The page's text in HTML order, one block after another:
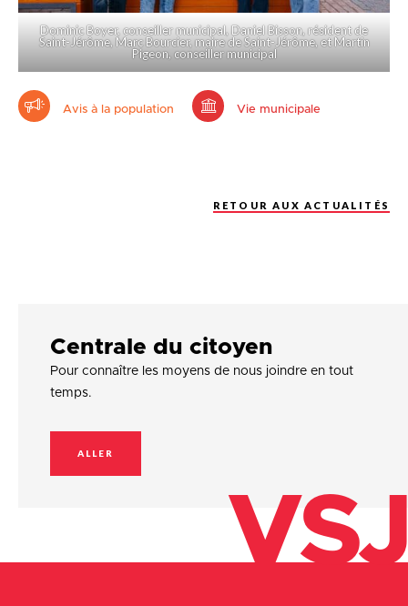
Dominic Boyer, conseiller municipal, Daniel Bisson, résident de
Saint-Jérôme, Marc Bourcier, maire de Saint-Jérôme, et Martin
Pigeon, conseiller municipal
Avis à la population Vie municipale
RETOUR AUX ACTUALITÉS
Centrale du citoyen
Pour connaître les moyens de nous joindre en tout
temps.
ALLER
VSJ